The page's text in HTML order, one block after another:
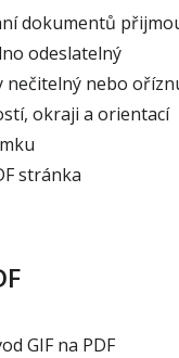
dokumentů
odeslatelný
nečitelný nebo
okraji a orientací
stránka
GIF na PDF